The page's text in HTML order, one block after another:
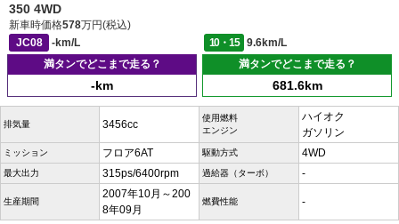
350 4WD
新車時価格578万円(税込)
JC08
-km/L 10・15
9.6km/L
満タンでどこまで走る？
-km
満タンでどこまで走る？
681.6km
排気量 3456cc
使用燃料
エンジン
ハイオク
ガソリン
ミッション フロア6AT 駆動方式 4WD
最大出力 315ps/6400rpm 過給器（ターボ） -
生産期間
2007年10月～200
8年09月
燃費性能 -